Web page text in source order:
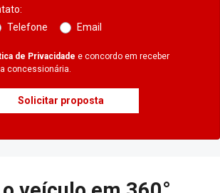
Telefone Email
de Privacidade e concordo em receber
concessionária.
Solicitar proposta